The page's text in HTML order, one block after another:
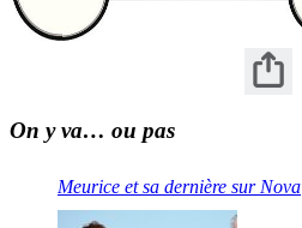
On y va… ou pas
Meurice et sa dernière sur Nova